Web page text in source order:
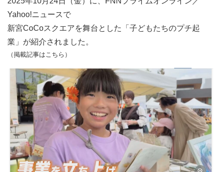
Yahoo!ニュースで
新宮CoCoスクエアを舞台とした「子どもたちのプチ起
業」が紹介されました。
（掲載記事はこちら）